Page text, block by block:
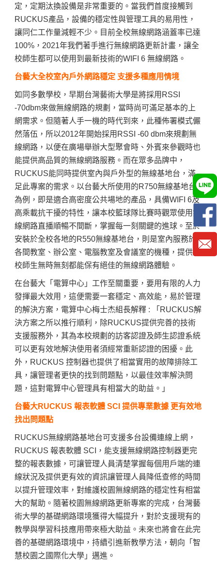
定，定期汰換設備是非常重要的。當我們首度接觸到
RUCKUS產品，設備的穩定性與管理工具的易用性，
讓同仁工作量減輕不少。目前全校無線網路涵蓋率已達
100%，2021年我們著手進行無線網路更新計畫，讓全
校師生都可以使用到最新技術的WIFI 6 無線網路。
台藝大全校室內戶外網路穩定 支援多種應用情境
如同多數學校，早期台灣藝術大學是將採用RSSI
-70dbm來做無線網路的規劃，當時尚可滿足基本的上
網需求。但隨著人手一機的時代到來，此種佈署模式儼
然落伍，所以2012年開始採用RSSI -60 dbm來規劃無
線網路，以便在廣場舉辦大型聚會時、外賓來參觀時也
能提供高品質的無線網路服務。而在眾多品牌中，
RUCKUS能同時提供室內與戶外型的無線基地台，滿
足此專案的需求。 以台藝大所使用的R750無線基地台
為例，即是適合高密度公共場地的產品，具備WIFI 6及
高乘載抗干擾的特性，讓本校籃球隊比賽時觀眾使用無
線網路直播順暢不間斷，掌握每一刻關鍵的進球。至於
安裝於全校各地的R550無線基地台，則是室內服務於
各間教室、辦公室、電腦教室及會議室的機種，提供全
校師生無時無刻都能保有絕佳的無線網路體驗。
在台藝大「電算中心」工作至關重要，要用有限的人力
發揮最大效用，這便需要一套穩定、高效能，易於管理
的解決方案，電算中心梅士杰組長解釋 : 「RUCKUS解
決方案之所以推行順利，除RUCKUS提供完善的技術
支援服務外，其為本校規劃的訪客認證及師生認證系統
可以更有效地解決使用者須經常重新認證的困擾。此
外，RUCKUS 控制器也提供了相當實用的故障排除工
具，讓管理者更快的找到問題點，以最佳效率解決問
題，這對電算中心管理具有相當大的助益。」
台藝大RUCKUS 報表軟體 SCI 提供專業數據 更有效地
找出問題點
RUCKUS無線網路基地台可支援多台設備連線上網，
RUCKUS 報表軟體 SCI，能支援無線網路控制器更完
整的報表數據，可讓管理人員清楚掌握每個用戶端的連
線狀況及提供更有效的資訊讓管理人員降低查修的時間
以提升管理效率，對維護校園無線網路的穩定性有相當
大的幫助。 隨著校園無線網路更新專案的完成，台灣藝
術大學的基礎網路環境獲得大幅提升，對於支援現有的
教學與學習科技應用帶來極大助益。未來也將會在此完
善的基礎網路環境中，持續引進新教學方法，朝向「智
慧校園之國際化大學」邁進。